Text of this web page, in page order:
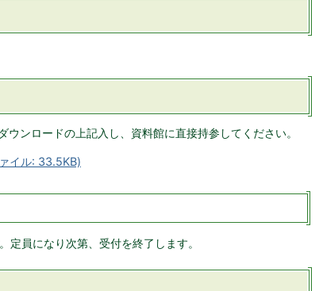
ンロードの上記入し、資料館に直接持参してください。
イル: 33.5KB)
員になり次第、受付を終了します。